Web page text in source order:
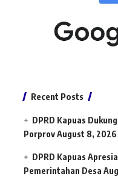
Recent Posts
DPRD Kapuas
PorprovAugust 8, 2026
DPRD Kapuas
Pemerintahan Desa